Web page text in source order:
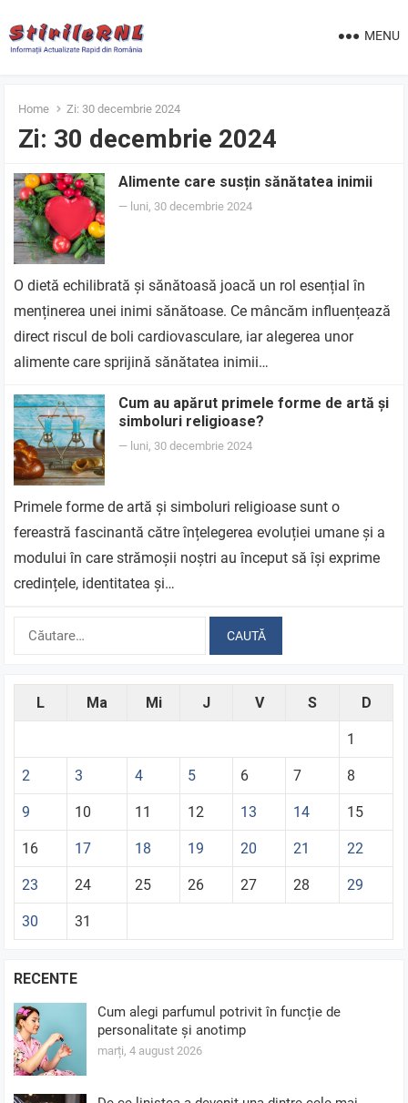
MENU
Home Zi: 30 decembrie 2024
Zi: 30 decembrie 2024
Alimente care susțin sănătatea inimii
— luni, 30 decembrie 2024
O dietă echilibrată și sănătoasă joacă un rol esențial în
menținerea unei inimi sănătoase. Ce mâncăm influențează
direct riscul de boli cardiovasculare, iar alegerea unor
alimente care sprijină sănătatea inimii…
Cum au apărut primele forme de artă și
simboluri religioase?
— luni, 30 decembrie 2024
Primele forme de artă și simboluri religioase sunt o
fereastră fascinantă către înțelegerea evoluției umane și a
modului în care strămoșii noștri au început să își exprime
credințele, identitatea și…
Caută
L Ma Mi J V S D
1
2 3 4 5 6 7 8
9 10 11 12 13 14 15
16 17 18 19 20 21 22
23 24 25 26 27 28 29
30 31
RECENTE
Cum alegi parfumul potrivit în funcție de
personalitate și anotimp
marți, 4 august 2026